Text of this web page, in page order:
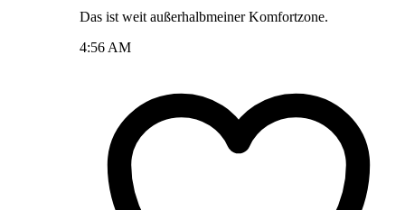
Das ist weit außerhalbmeiner Komfortzone.
4:56 AM